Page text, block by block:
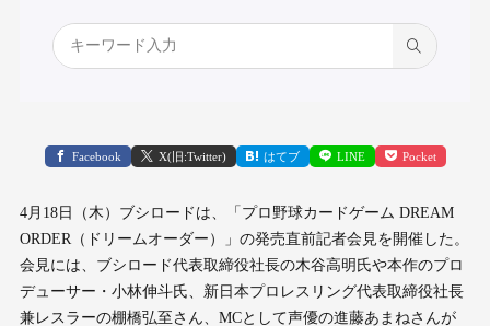
Facebook X(旧:Twitter) はてブ LINE Pocket
4月18日（木）ブシロードは、「プロ野球カードゲーム DREAM
ORDER（ドリームオーダー）」の発売直前記者会見を開催した。
会見には、ブシロード代表取締役社長の木谷高明氏や本作のプロ
デューサー・小林伸斗氏、新日本プロレスリング代表取締役社長
兼レスラーの棚橋弘至さん、MCとして声優の進藤あまねさんが